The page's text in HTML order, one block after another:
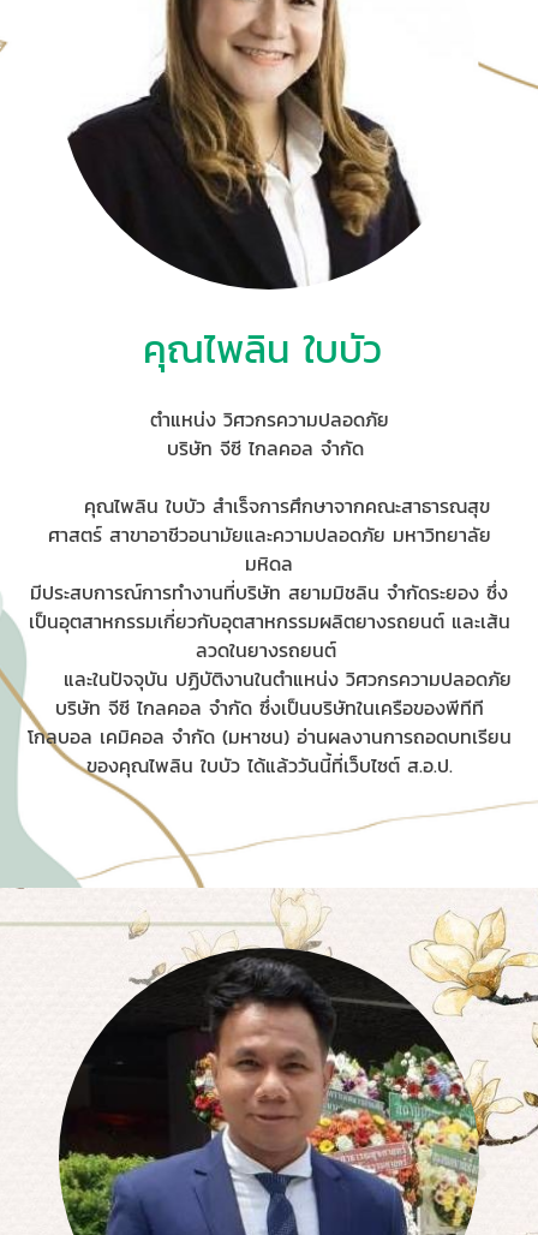
คุณไพลิน ใบบัว
ตำแหน่ง วิศวกรความปลอดภัย
บริษัท จีซี ไกลคอล จำกัด
คุณไพลิน ใบบัว สำเร็จการศึกษาจากคณะสาธารณสุข
ศาสตร์ สาขาอาชีวอนามัยและความปลอดภัย มหาวิทยาลัย
มหิดล
มีประสบการณ์การทำงานที่บริษัท สยามมิชลิน จำกัดระยอง ซึ่ง
เป็นอุตสาหกรรมเกี่ยวกับอุตสาหกรรมผลิตยางรถยนต์ และเส้น
ลวดในยางรถยนต์
และในปัจจุบัน ปฏิบัติงานในตำแหน่ง วิศวกรความปลอดภัย
บริษัท จีซี ไกลคอล จำกัด ซึ่งเป็นบริษัทในเครือของพีทีที
โกลบอล เคมิคอล จำกัด (มหาชน) อ่านผลงานการถอดบทเรียน
ของคุณไพลิน ใบบัว ได้แล้ววันนี้ที่เว็บไซต์ ส.อ.ป.